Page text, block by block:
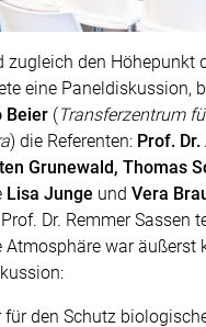
zugleich den Höhepunkt
eine Paneldiskussion,
Beier (Transferzentrum
) die Referenten: Prof. Dr.
Grunewald, Thomas
Lisa Junge und Vera
Dr. Remmer Sassen
Atmosphäre war äußerst
für den Schutz